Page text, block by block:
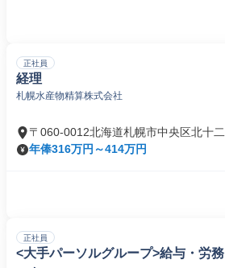
正社員
経理
札幌水産物精算株式会社
〒060-0012北海道札幌市中央区北十
年俸316万円～414万円
正社員
<大手パーソルグループ>給与・労